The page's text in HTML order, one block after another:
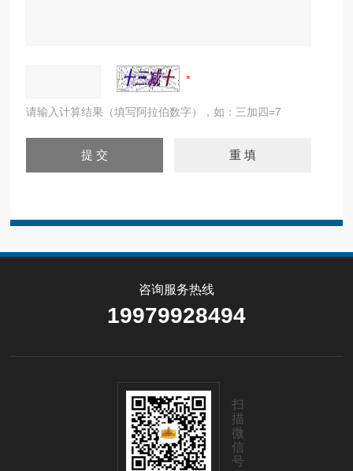
请输入计算结果（填写阿拉伯数字），如：三加四=7
咨询服务热线
19979928494
扫
描
微
信
号